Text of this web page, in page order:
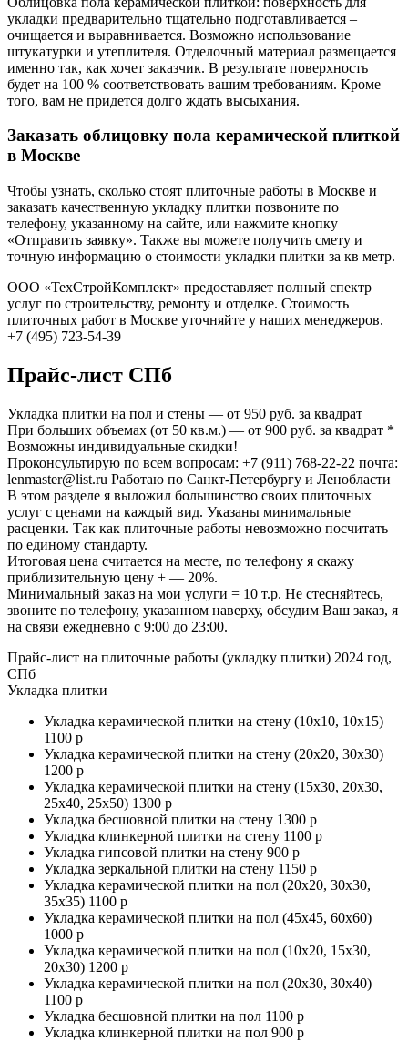
укладки предварительно тщательно подготавливается –
очищается и выравнивается. Возможно использование
штукатурки и утеплителя. Отделочный материал размещается
именно так, как хочет заказчик. В результате поверхность
будет на 100 % соответствовать вашим требованиям. Кроме
того, вам не придется долго ждать высыхания.
Заказать облицовку пола керамической плиткой
в Москве
Чтобы узнать, сколько стоят плиточные работы в Москве и
заказать качественную укладку плитки позвоните по
телефону, указанному на сайте, или нажмите кнопку
«Отправить заявку». Также вы можете получить смету и
точную информацию о стоимости укладки плитки за кв метр.
ООО «ТехСтройКомплект» предоставляет полный спектр
услуг по строительству, ремонту и отделке. Стоимость
плиточных работ в Москве уточняйте у наших менеджеров.
+7 (495) 723-54-39
Прайс-лист СПб
Укладка плитки на пол и стены — от 950 руб. за квадрат
При больших объемах (от 50 кв.м.) — от 900 руб. за квадрат *
Возможны индивидуальные скидки!
Проконсультирую по всем вопросам: +7 (911) 768-22-22 почта:
lenmaster@list.ru Работаю по Санкт-Петербургу и Ленобласти
В этом разделе я выложил большинство своих плиточных
услуг с ценами на каждый вид. Указаны минимальные
расценки. Так как плиточные работы невозможно посчитать
по единому стандарту.
Итоговая цена считается на месте, по телефону я скажу
приблизительную цену + — 20%.
Минимальный заказ на мои услуги = 10 т.р. Не стесняйтесь,
звоните по телефону, указанном наверху, обсудим Ваш заказ, я
на связи ежедневно с 9:00 до 23:00.
Прайс-лист на плиточные работы (укладку плитки) 2024 год,
СПб
Укладка плитки
Укладка керамической плитки на стену (10х10, 10х15)
1100 р
Укладка керамической плитки на стену (20х20, 30х30)
1200 р
Укладка керамической плитки на стену (15х30, 20х30,
25х40, 25х50) 1300 р
Укладка бесшовной плитки на стену 1300 р
Укладка клинкерной плитки на стену 1100 р
Укладка гипсовой плитки на стену 900 р
Укладка зеркальной плитки на стену 1150 р
Укладка керамической плитки на пол (20х20, 30х30,
35х35) 1100 р
Укладка керамической плитки на пол (45х45, 60х60)
1000 р
Укладка керамической плитки на пол (10х20, 15х30,
20х30) 1200 р
Укладка керамической плитки на пол (20х30, 30х40)
1100 р
Укладка бесшовной плитки на пол 1100 р
Укладка клинкерной плитки на пол 900 р